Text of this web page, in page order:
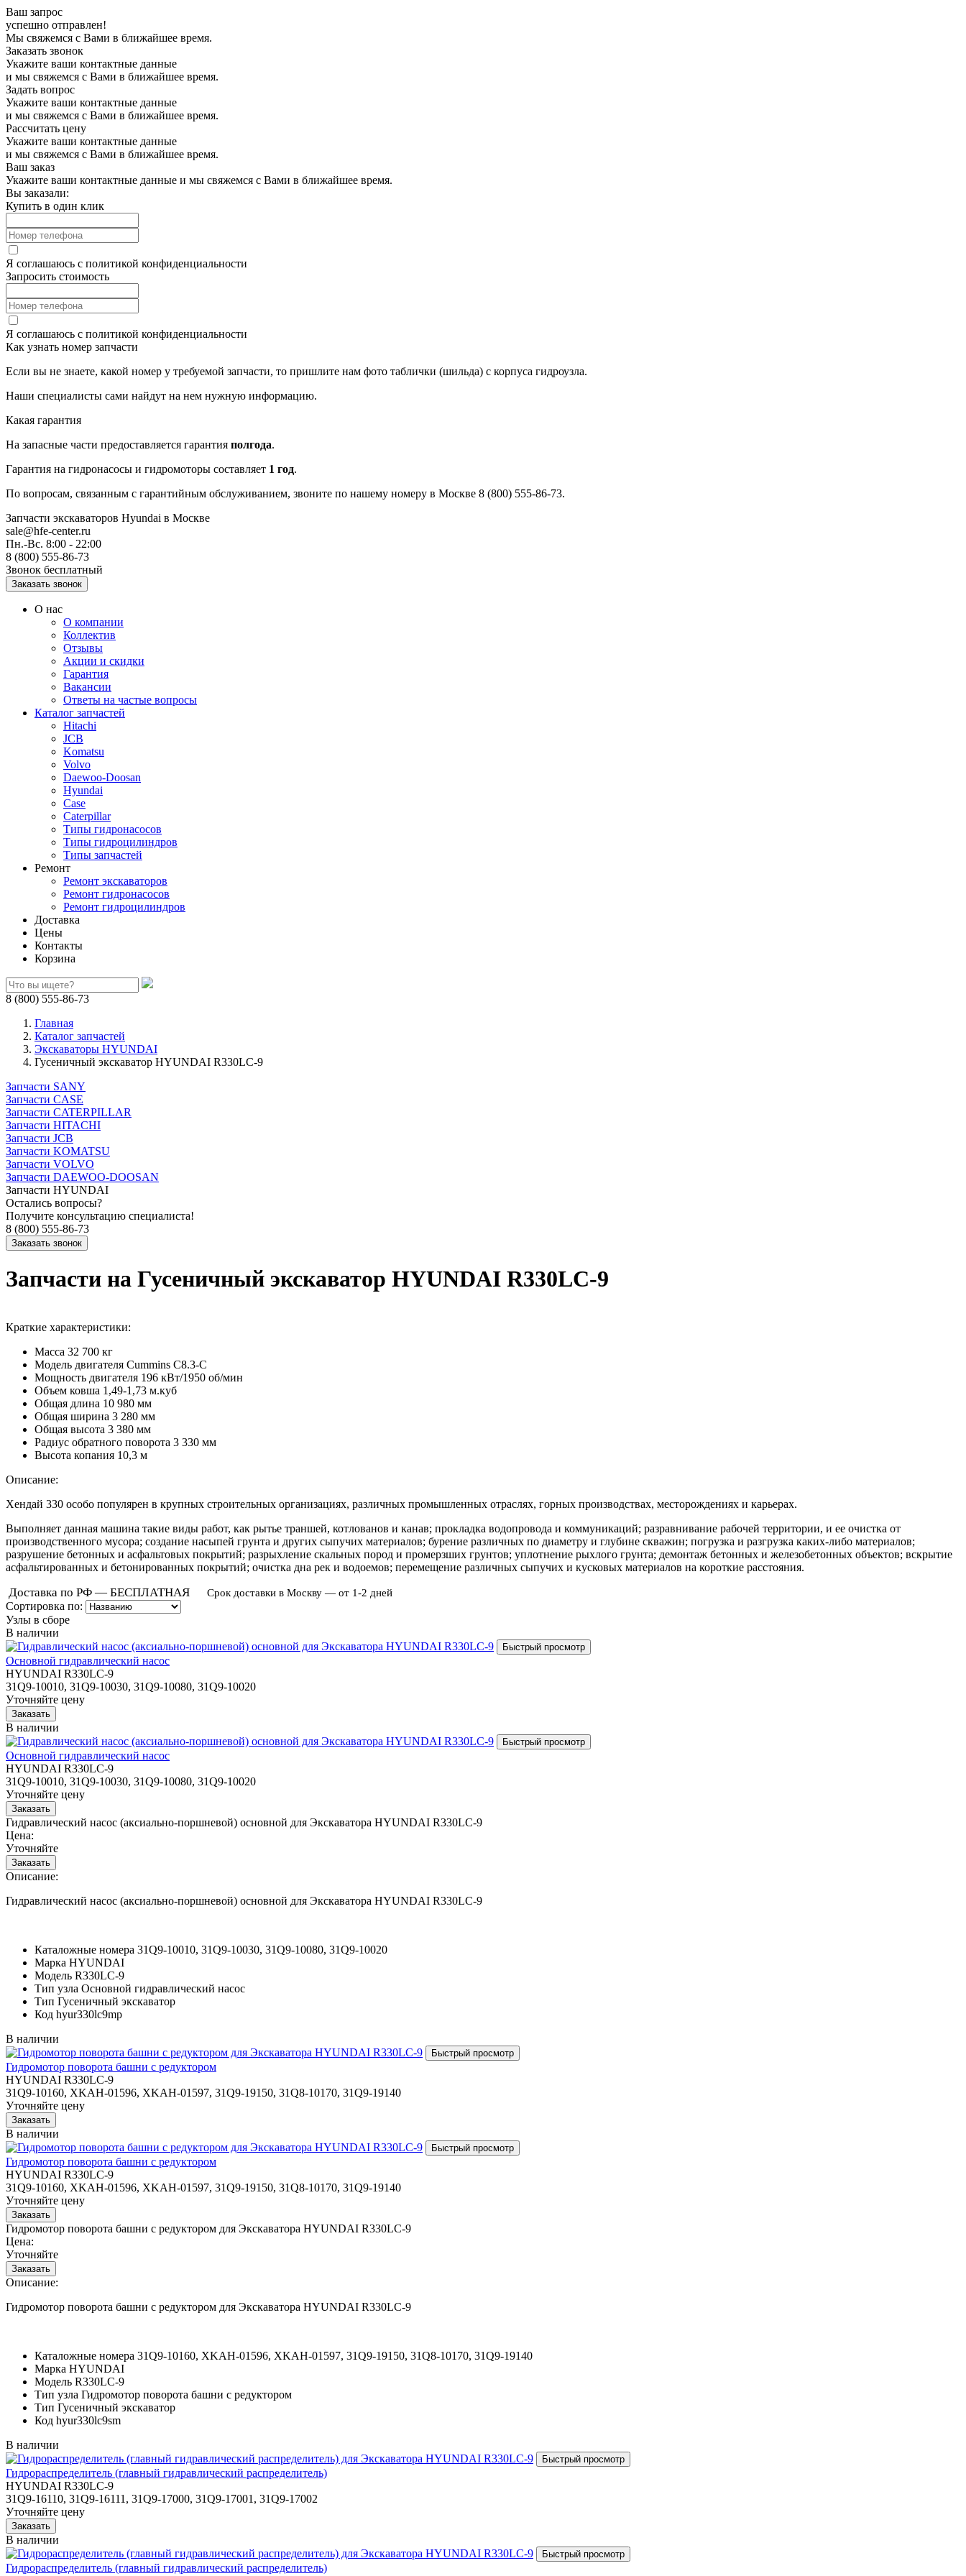
Ваш запрос
успешно отправлен!
Мы свяжемся с Вами в ближайшее время.
Заказать звонок
Укажите ваши контактные данные
и мы свяжемся с Вами в ближайшее время.
Задать вопрос
Укажите ваши контактные данные
и мы свяжемся с Вами в ближайшее время.
Рассчитать цену
Укажите ваши контактные данные
и мы свяжемся с Вами в ближайшее время.
Ваш заказ
Укажите ваши контактные данные и мы свяжемся с Вами в ближайшее время.
Вы заказали:
Купить в один клик
Я соглашаюсь с политикой конфиденциальности
Запросить стоимость
Я соглашаюсь с политикой конфиденциальности
Как узнать номер запчасти
Если вы не знаете, какой номер у требуемой запчасти, то пришлите нам фото таблички (шильда) с корпуса гидроузла.
Наши специалисты сами найдут на нем нужную информацию.
Какая гарантия
На запасные части предоставляется гарантия полгода.
Гарантия на гидронасосы и гидромоторы составляет 1 год.
По вопросам, связанным с гарантийным обслуживанием, звоните по нашему номеру в Москве 8 (800) 555-86-73.
Запчасти экскаваторов Hyundai в Москве
sale@hfe-center.ru
Пн.-Вс. 8:00 - 22:00
8 (800) 555-86-73
Звонок бесплатный
О нас
О компании
Коллектив
Отзывы
Акции и скидки
Гарантия
Вакансии
Ответы на частые вопросы
Каталог запчастей
Hitachi
JCB
Komatsu
Volvo
Daewoo-Doosan
Hyundai
Case
Caterpillar
Типы гидронасосов
Типы гидроцилиндров
Типы запчастей
Ремонт
Ремонт экскаваторов
Ремонт гидронасосов
Ремонт гидроцилиндров
Доставка
Цены
Контакты
Корзина
8 (800) 555-86-73
Главная
Каталог запчастей
Экскаваторы HYUNDAI
Гусеничный экскаватор HYUNDAI R330LC-9
Запчасти SANY
Запчасти CASE
Запчасти CATERPILLAR
Запчасти HITACHI
Запчасти JCB
Запчасти KOMATSU
Запчасти VOLVO
Запчасти DAEWOO-DOOSAN
Запчасти HYUNDAI
Остались вопросы?
Получите консультацию специалиста!
8 (800) 555-86-73
Запчасти на Гусеничный экскаватор HYUNDAI R330LC-9
Краткие характеристики:
Масса 32 700 кг
Модель двигателя Cummins C8.3-C
Мощность двигателя 196 кВт/1950 об/мин
Объем ковша 1,49-1,73 м.куб
Общая длина 10 980 мм
Общая ширина 3 280 мм
Общая высота 3 380 мм
Радиус обратного поворота 3 330 мм
Высота копания 10,3 м
Описание:
Хендай 330 особо популярен в крупных строительных организациях, различных промышленных отраслях, горных производствах, месторождениях и карьерах.
Выполняет данная машина такие виды работ, как рытье траншей, котлованов и канав; прокладка водопровода и коммуникаций; разравнивание рабочей территории, и ее очистка от
производственного мусора; создание насыпей грунта и других сыпучих материалов; бурение различных по диаметру и глубине скважин; погрузка и разгрузка каких-либо материалов;
разрушение бетонных и асфальтовых покрытий; разрыхление скальных пород и промерзших грунтов; уплотнение рыхлого грунта; демонтаж бетонных и железобетонных объектов; вскрытие
асфальтированных и бетонированных покрытий; очистка дна рек и водоемов; перемещение различных сыпучих и кусковых материалов на короткие расстояния.
Доставка по РФ — БЕСПЛАТНАЯ Срок доставки в Москву — от 1-2 дней
Сортировка по:
Узлы в сборе
В наличии
Основной гидравлический насос
HYUNDAI R330LC-9
31Q9-10010, 31Q9-10030, 31Q9-10080, 31Q9-10020
Уточняйте цену
В наличии
Основной гидравлический насос
HYUNDAI R330LC-9
31Q9-10010, 31Q9-10030, 31Q9-10080, 31Q9-10020
Уточняйте цену
Гидравлический насос (аксиально-поршневой) основной для Экскаватора HYUNDAI R330LC-9
Цена:
Уточняйте
Описание:
Гидравлический насос (аксиально-поршневой) основной для Экскаватора HYUNDAI R330LC-9
Каталожные номера 31Q9-10010, 31Q9-10030, 31Q9-10080, 31Q9-10020
Марка HYUNDAI
Модель R330LC-9
Тип узла Основной гидравлический насос
Тип Гусеничный экскаватор
Код hyur330lc9mp
В наличии
Гидромотор поворота башни с редуктором
HYUNDAI R330LC-9
31Q9-10160, XKAH-01596, XKAH-01597, 31Q9-19150, 31Q8-10170, 31Q9-19140
Уточняйте цену
В наличии
Гидромотор поворота башни с редуктором
HYUNDAI R330LC-9
31Q9-10160, XKAH-01596, XKAH-01597, 31Q9-19150, 31Q8-10170, 31Q9-19140
Уточняйте цену
Гидромотор поворота башни с редуктором для Экскаватора HYUNDAI R330LC-9
Цена:
Уточняйте
Описание:
Гидромотор поворота башни с редуктором для Экскаватора HYUNDAI R330LC-9
Каталожные номера 31Q9-10160, XKAH-01596, XKAH-01597, 31Q9-19150, 31Q8-10170, 31Q9-19140
Марка HYUNDAI
Модель R330LC-9
Тип узла Гидромотор поворота башни с редуктором
Тип Гусеничный экскаватор
Код hyur330lc9sm
В наличии
Гидрораспределитель (главный гидравлический распределитель)
HYUNDAI R330LC-9
31Q9-16110, 31Q9-16111, 31Q9-17000, 31Q9-17001, 31Q9-17002
Уточняйте цену
В наличии
Гидрораспределитель (главный гидравлический распределитель)